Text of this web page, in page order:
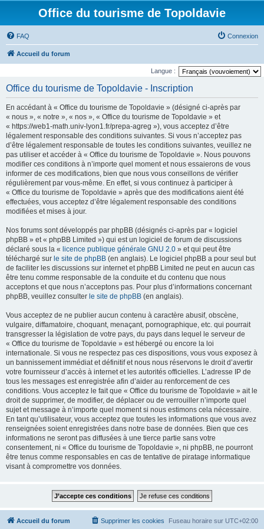
Office du tourisme de Topoldavie
FAQ Connexion
Accueil du forum
Langue :
Office du tourisme de Topoldavie - Inscription
En accédant à « Office du tourisme de Topoldavie » (désigné ci-après par
« nous », « notre », « nos », « Office du tourisme de Topoldavie » et
« https://web1-math.univ-lyon1.fr/prepa-agreg »), vous acceptez d’être
légalement responsable des conditions suivantes. Si vous n’acceptez pas
d’être légalement responsable de toutes les conditions suivantes, veuillez ne
pas utiliser et accéder à « Office du tourisme de Topoldavie ». Nous pouvons
modifier ces conditions à n’importe quel moment et nous essaierons de vous
informer de ces modifications, bien que nous vous conseillons de vérifier
régulièrement par vous-même. En effet, si vous continuez à participer à
« Office du tourisme de Topoldavie » après que des modifications aient été
effectuées, vous acceptez d’être légalement responsable des conditions
modifiées et mises à jour.
Nos forums sont développés par phpBB (désignés ci-après par « logiciel
phpBB » et « phpBB Limited ») qui est un logiciel de forum de discussions
déclaré sous la « licence publique générale GNU 2.0 » et qui peut être
téléchargé sur le site de phpBB (en anglais). Le logiciel phpBB a pour seul but
de faciliter les discussions sur internet et phpBB Limited ne peut en aucun cas
être tenu comme responsable de la conduite et du contenu que nous
acceptons et que nous n’acceptons pas. Pour plus d’informations concernant
phpBB, veuillez consulter le site de phpBB (en anglais).
Vous acceptez de ne publier aucun contenu à caractère abusif, obscène,
vulgaire, diffamatoire, choquant, menaçant, pornographique, etc. qui pourrait
transgresser la législation de votre pays, du pays dans lequel le serveur de
« Office du tourisme de Topoldavie » est hébergé ou encore la loi
internationale. Si vous ne respectez pas ces dispositions, vous vous exposez à
un bannissement immédiat et définitif et nous nous réservons le droit d’avertir
votre fournisseur d’accès à internet et les autorités officielles. L’adresse IP de
tous les messages est enregistrée afin d’aider au renforcement de ces
conditions. Vous acceptez le fait que « Office du tourisme de Topoldavie » ait le
droit de supprimer, de modifier, de déplacer ou de verrouiller n’importe quel
sujet et message à n’importe quel moment si nous estimons cela nécessaire.
En tant qu’utilisateur, vous acceptez que toutes les informations que vous avez
renseignées soient enregistrées dans notre base de données. Bien que ces
informations ne seront pas diffusées à une tierce partie sans votre
consentement, ni « Office du tourisme de Topoldavie », ni phpBB, ne pourront
être tenus comme responsables en cas de tentative de piratage informatique
visant à compromettre vos données.
Accueil du forum Fuseau horaire sur UTC+02:00
Supprimer les cookies